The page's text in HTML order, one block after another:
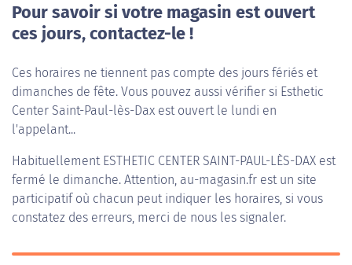
Pour savoir si votre magasin est ouvert
ces jours, contactez-le !
Ces horaires ne tiennent pas compte des jours fériés et
dimanches de fête. Vous pouvez aussi vérifier si Esthetic
Center Saint-Paul-lès-Dax est ouvert le lundi en
l'appelant...
Habituellement ESTHETIC CENTER SAINT-PAUL-LÈS-DAX est
fermé le dimanche. Attention, au-magasin.fr est un site
participatif où chacun peut indiquer les horaires, si vous
constatez des erreurs, merci de nous les signaler.